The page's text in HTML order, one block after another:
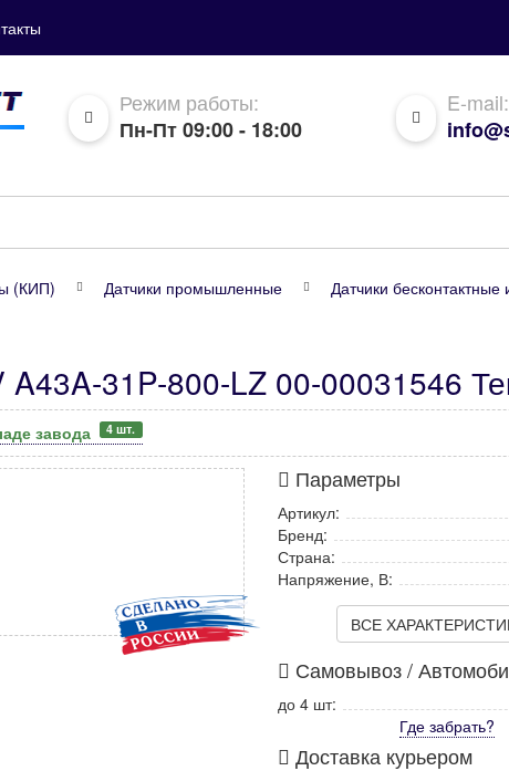
Режим работы:
Пн-Пт 09:00 - 18:00
E-mail:
(КИП) Датчики промышленные
Датчики бесконтактные
31P-800-LZ 00-00031546
завода 4 шт.
Параметры
Артикул:
Бренд:
Страна:
Напряжение, В:
ВСЕ
Самовывоз /
до 4 шт:
Где забрать?
Доставка курьером